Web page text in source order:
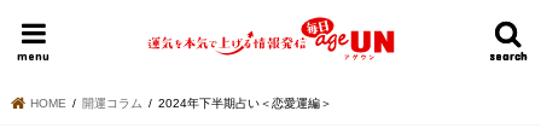
search
search
menu
HOME 明日の運勢ランキング 今週の運勢
HOME 開運コラム 2024年下半期占い＜恋愛運編＞